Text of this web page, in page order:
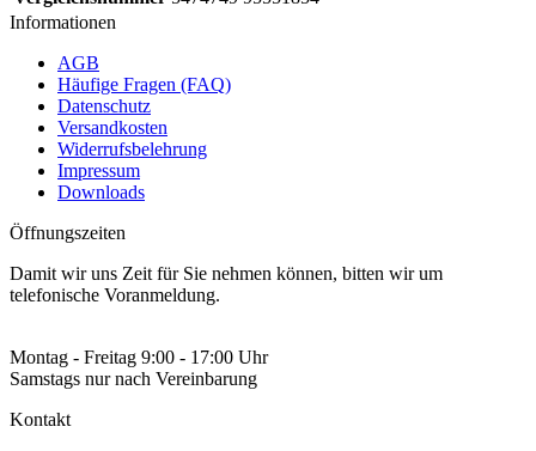
Informationen
AGB
Häufige Fragen (FAQ)
Datenschutz
Versandkosten
Widerrufsbelehrung
Impressum
Downloads
Öffnungszeiten
Damit wir uns Zeit für Sie nehmen können, bitten wir um
telefonische Voranmeldung.
Montag - Freitag 9:00 - 17:00 Uhr
Samstags nur nach Vereinbarung
Kontakt